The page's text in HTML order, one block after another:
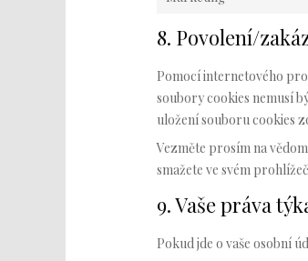
8. Povolení/
Pomocí internetového
soubory cookies nemusí
uložení souboru cookies
Vezměte prosím na
smažete ve svém
9. Vaše práva
Pokud jde o vaše osobní